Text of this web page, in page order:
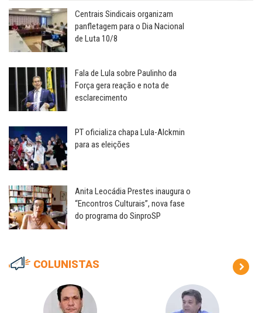
Centrais Sindicais organizam
panfletagem para o Dia Nacional
de Luta 10/8
Fala de Lula sobre Paulinho da
Força gera reação e nota de
esclarecimento
PT oficializa chapa Lula-Alckmin
para as eleições
Anita Leocádia Prestes inaugura o
“Encontros Culturais”, nova fase
do programa do SinproSP
COLUNISTAS